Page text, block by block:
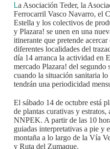
La Asociación Teder, la
Ferrocarril Vasco Navarro, el
Estella y los colectivos de
y Plazara! se unen en una
itinerante que pretende
diferentes localidades del
día 14 arranca la actividad en
mercado Plazara! del segundo
cuando la situación sanitaria
tendrán una periodicidad
El sábado 14 de octubre está
de plantas curativas y
NNPEK. A partir de las 10
guiadas interpretativas a pie y
montaña a lo largo de la Vía
y Ruta del Zumaque.